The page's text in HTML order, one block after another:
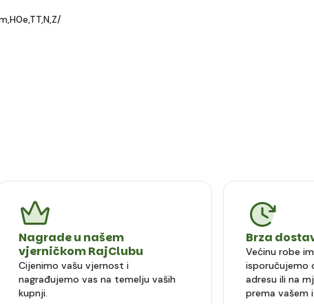
Nagrade u našem
vjerničkom RajClubu
Cijenimo vašu vjernost i
nagrađujemo vas na temelju vaših
kupnji.
Brza
Većinu robe
isporučujemo
adresu ili na
prema vašem